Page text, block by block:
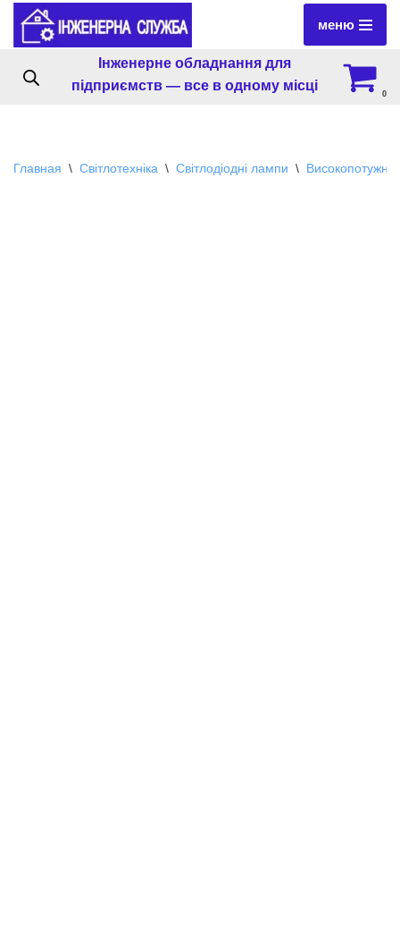
Перейти
содержимому
меню
Інженерне обладнання для
підприємств — все в одному місці
0
Главная \ Світлотехніка \ Світлодіодні лампи \ Високопотужні